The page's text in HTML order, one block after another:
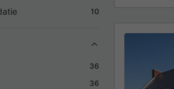
10
36
36